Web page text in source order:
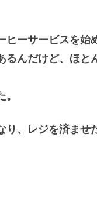
ーサービスを始
んだけど、ほと
、レジを済ませ